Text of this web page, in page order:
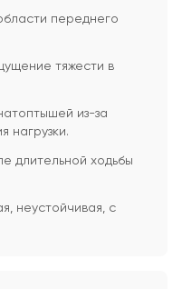
переднего
тяжести в
из-за
нагрузки.
длительной ходьбы
неустойчивая, с